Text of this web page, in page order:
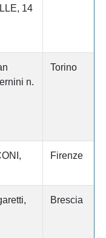
14
n.
Torino
Firenze
Brescia